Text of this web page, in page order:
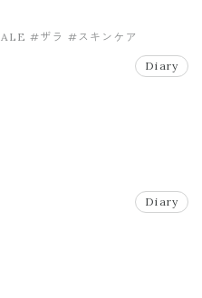
#ザラ #スキンケア
Diary
Diary